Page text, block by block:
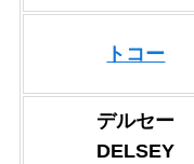
トコー
デルセー
DELSEY